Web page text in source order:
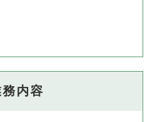
内容